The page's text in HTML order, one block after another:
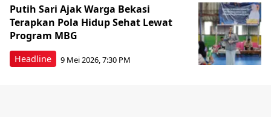
Headline
Putih Sari Ajak Warga Bekasi
Terapkan Pola Hidup Sehat Lewat
Program MBG
9 Mei 2026, 7:30 PM